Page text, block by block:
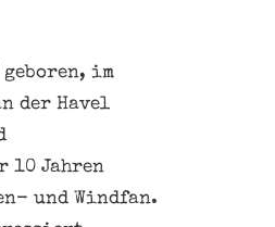
geboren, im
der Havel
10 Jahren
und Windfan.